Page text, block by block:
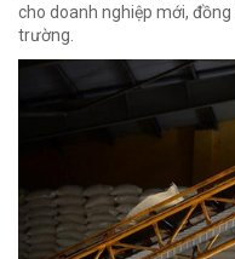
cho doanh nghiệp mới,
trường.